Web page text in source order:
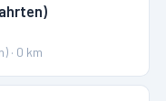
· 0 km